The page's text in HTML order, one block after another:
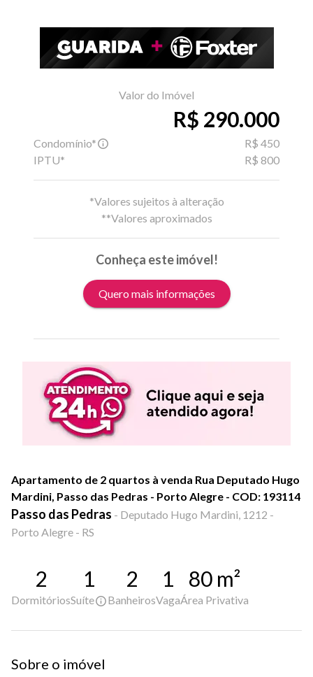
Valor do Imóvel
R$ 290.000
Condomínio*
R$ 450
IPTU*
R$ 800
*Valores sujeitos à alteração
**Valores aproximados
Conheça este imóvel!
Quero mais informações
Apartamento de 2 quartos à venda Rua Deputado Hugo
Mardini, Passo das Pedras - Porto Alegre - COD: 193114
Passo das Pedras - Deputado Hugo Mardini, 1212 -
Porto Alegre - RS
2
Dormitórios
1
Suíte
2
Banheiros
1
Vaga
80 m²
Área Privativa
Sobre o imóvel